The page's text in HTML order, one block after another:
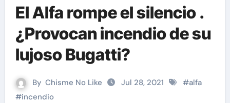
El Alfa rompe el silencio .
¿Provocan incendio de su
lujoso Bugatti?
By Chisme No Like Jul 28, 2021 #alfa
#incendio